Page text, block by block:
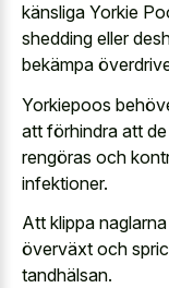
känsliga Yorkie
shedding eller
bekämpa
Yorkiepoos
att förhindra att
rengöras och
infektioner.
Att klippa
överväxt och
tandhälsan.